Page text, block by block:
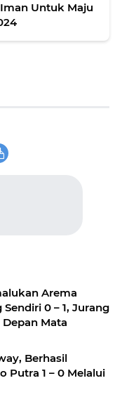
Untuk Maju
Arema
0 – 1, Jurang
Mata
Berhasil
Putra 1 – 0 Melalui